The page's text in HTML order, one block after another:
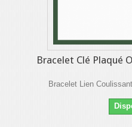
Bracelet Clé Plaqué
Bracelet Lien